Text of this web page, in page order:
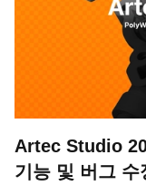
Artec Studio
기능 및 버그 수